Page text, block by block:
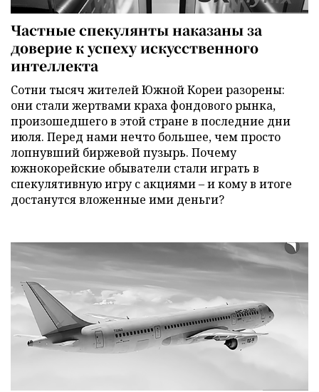
Частные спекулянты наказаны за
доверие к успеху искусственного
интеллекта
Сотни тысяч жителей Южной Кореи разорены:
они стали жертвами краха фондового рынка,
произошедшего в этой стране в последние дни
июля. Перед нами нечто большее, чем просто
лопнувший биржевой пузырь. Почему
южнокорейские обыватели стали играть в
спекулятивную игру с акциями – и кому в итоге
достанутся вложенные ими деньги?